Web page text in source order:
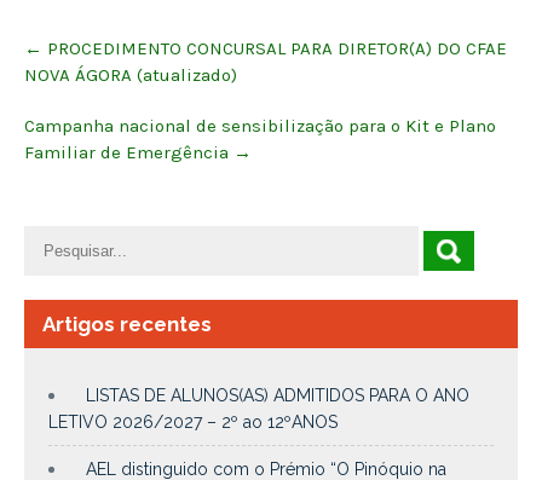
navigation
← PROCEDIMENTO CONCURSAL PARA DIRETOR(A) DO CFAE
NOVA ÁGORA (atualizado)
Campanha nacional de sensibilização para o Kit e Plano
Familiar de Emergência →
Artigos recentes
LISTAS DE ALUNOS(AS) ADMITIDOS PARA O ANO
LETIVO 2026/2027 – 2º ao 12ºANOS
AEL distinguido com o Prémio “O Pinóquio na